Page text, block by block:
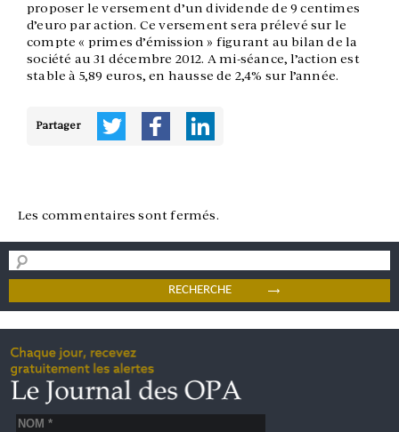
proposer le versement d’un dividende de 9 centimes
d’euro par action. Ce versement sera prélevé sur le
compte « primes d’émission » figurant au bilan de la
société au 31 décembre 2012. A mi-séance, l’action est
stable à 5,89 euros, en hausse de 2,4% sur l’année.
Partager
Les commentaires sont fermés.